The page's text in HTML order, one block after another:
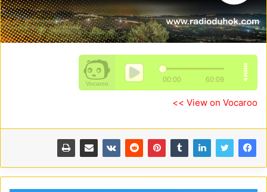
View on Vocaroo >>